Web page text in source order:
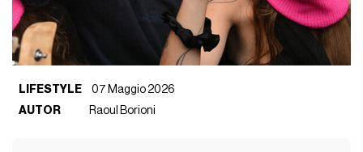
LIFESTYLE
07 Maggio 2026
AUTOR
Raoul Borioni